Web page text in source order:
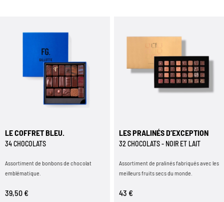
LE COFFRET BLEU.
34 CHOCOLATS
Assortiment de bonbons de chocolat
emblématique.
39,50 €
LES PRALINÉS D’EXCEPTION
32 CHOCOLATS - NOIR ET LAIT
Assortiment de pralinés fabriqués avec les
meilleurs fruits secs du monde.
43 €